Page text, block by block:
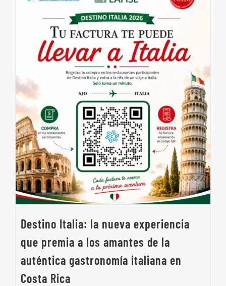
Destino Italia: la nueva experiencia
que premia a los amantes de la
auténtica gastronomía italiana en
Costa Rica